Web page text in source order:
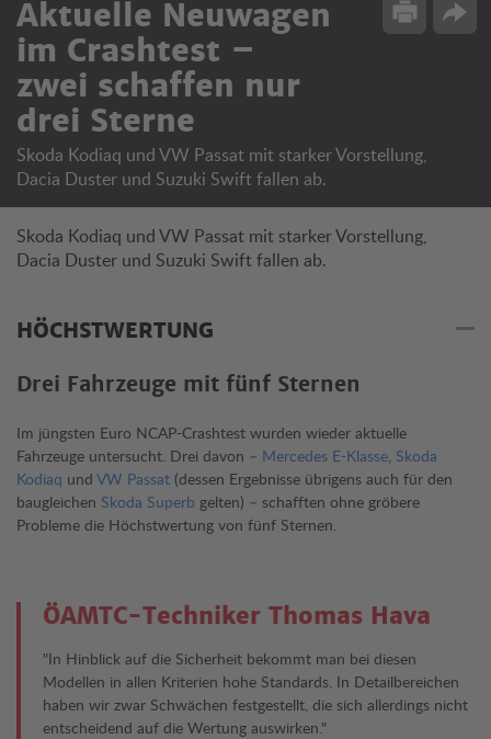
Aktuelle Neuwagen
im Crashtest –
zwei schaffen nur
drei Sterne
Skoda Kodiaq und VW Passat mit starker Vorstellung,
Dacia Duster und Suzuki Swift fallen ab.
Drucken
Skoda Kodiaq und VW Passat mit starker Vorstellung,
Dacia Duster und Suzuki Swift fallen ab.
HÖCHSTWERTUNG
Drei Fahrzeuge mit fünf Sternen
Im jüngsten Euro NCAP-Crashtest wurden wieder aktuelle
Fahrzeuge untersucht. Drei davon – Mercedes E-Klasse, Skoda
Kodiaq und VW Passat (dessen Ergebnisse übrigens auch für den
baugleichen Skoda Superb gelten) – schafften ohne gröbere
Probleme die Höchstwertung von fünf Sternen.
ÖAMTC-Techniker Thomas Hava
"In Hinblick auf die Sicherheit bekommt man bei diesen
Modellen in allen Kriterien hohe Standards. In Detailbereichen
haben wir zwar Schwächen festgestellt, die sich allerdings nicht
entscheidend auf die Wertung auswirken."